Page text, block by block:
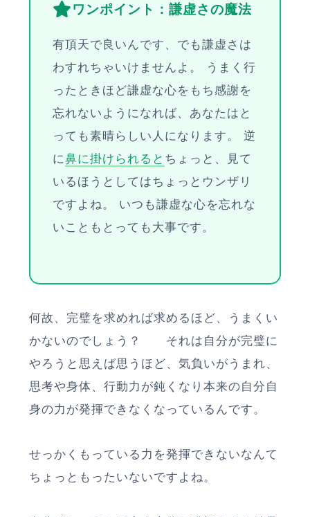
ワンポイント：謙虚さの魔法
有頂天で良いんです、でも謙虚さは
わすれちゃいけませんよ。 うまく行
ったときほど謙虚な心をもち感謝を
忘れないようになれば、あなたはと
っても素晴らしい人になります。 逆
に鼻に掛けられると ちょっと、見て
いるほうとしてはちょっとウンザリ
ですよね。 いつも謙虚な心を忘れな
いこともとっても大事です。
何故、完璧を求めれば求めるほど、うまくい
かないのでしょう？ それは自分が完璧に
やろうと思えば思うほど、気負いがうまれ、
思考や身体、行動力が鈍くなり本来の自分自
身の力が発揮できなくなっているんです。
せっかくもっている力を発揮できないなんて
ちょっともったいないですよね。